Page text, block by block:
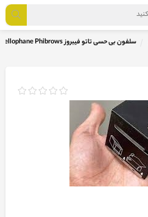
سلفون بی حسی تاتو فیبروز Tattoo Numbing Roll Cellophane Phibrows